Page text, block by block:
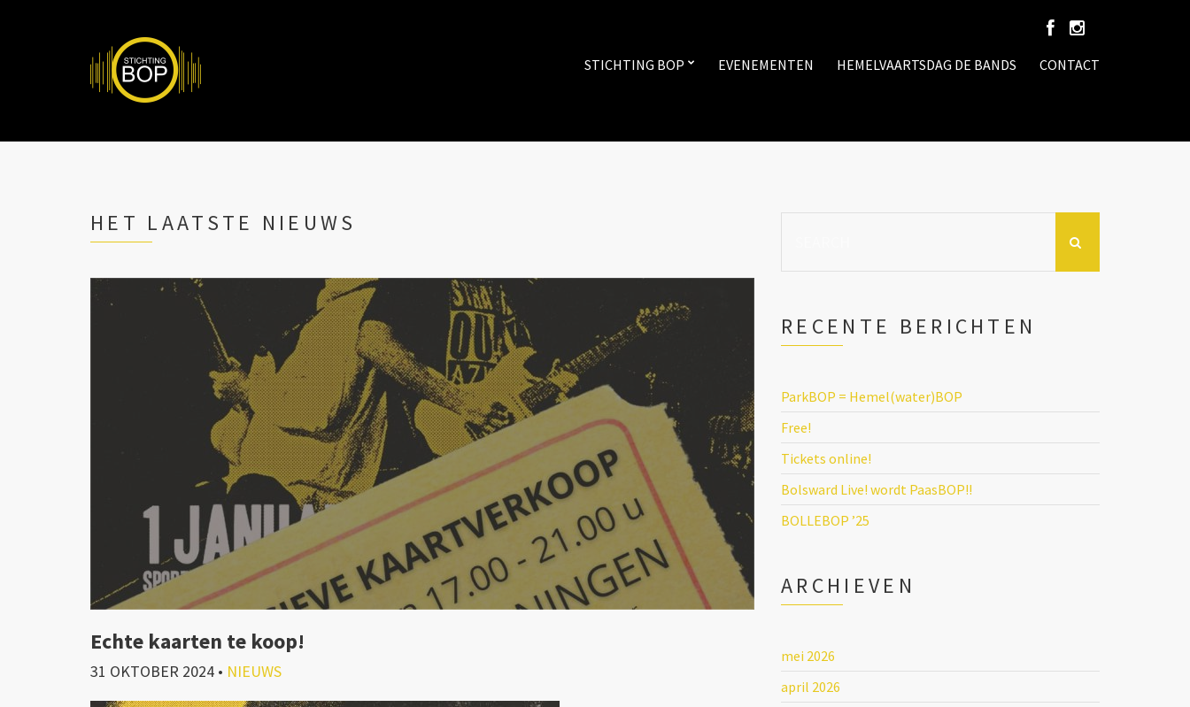
STICHTING BOP EVENEMENTEN HEMELVAARTSDAG DE BANDS CONTACT
HET LAATSTE NIEUWS
Echte kaarten te koop!
31 OKTOBER 2024 • NIEUWS
RECENTE BERICHTEN
ParkBOP = Hemel(water)BOP
Free!
Tickets online!
Bolsward Live! wordt PaasBOP!!
BOLLEBOP ’25
ARCHIEVEN
mei 2026
april 2026